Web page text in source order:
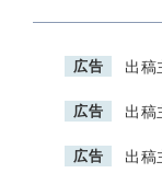
広告 出稿
広告 出稿
広告 出稿